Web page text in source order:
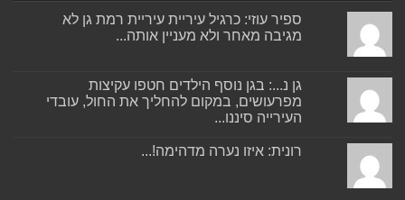
ספיר עוזי: כרגיל עיריית עיריית רמת גן לא
מגיבה מאחר ולא מעניין אותה...
גן נ...: בגן נוסף הילדים חטפו עקיצות
מפרעושים, במקום להחליך את החול, עובדי
העירייה סיננו...
רונית: איזו נערה מדהימה!...